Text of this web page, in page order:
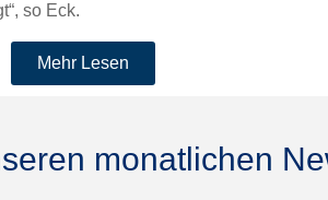
so Eck.
Mehr Lesen
monatlichen